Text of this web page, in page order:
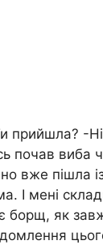
прийшла? -
почав виба
вже пішла
І мені
борщ, як